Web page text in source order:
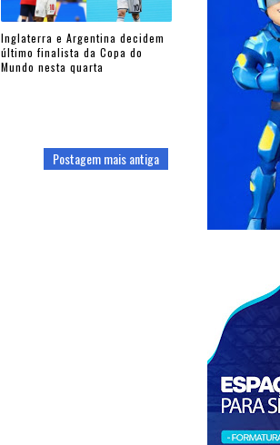
Inglaterra e Argentina decidem
último finalista da Copa do
Mundo nesta quarta
Postagem mais antiga